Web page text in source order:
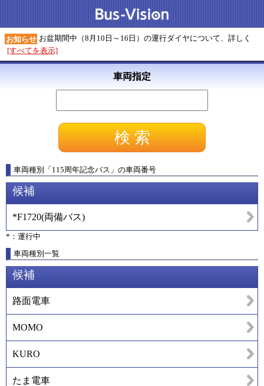
お知らせ お盆期間中（8月10日～16日）の運行ダイヤについて、詳しく
[すべてを表示]
車両指定
車両種別 「115周年記念バス 」 の車両番号
候補
*F1720(両備バス)
*：運行中
車両種別一覧
候補
路面電車
MOMO
KURO
たま電車